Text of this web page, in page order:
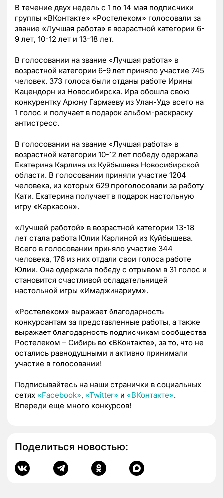
В течение двух недель с 1 по 14 мая подписчики
группы «ВКонтакте» «Ростелеком» голосовали за
звание «Лучшая работа» в возрастной категории 6-
9 лет, 10-12 лет и 13-18 лет.
В голосовании на звание «Лучшая работа» в
возрастной категории 6-9 лет приняло участие 745
человек. 373 голоса были отданы работе Ирины
Кацендорн из Новосибирска. Ира обошла свою
конкурентку Арюну Гармаеву из Улан-Удэ всего на
1 голос и получает в подарок альбом-раскраску
антистресс.
В голосовании на звание «Лучшая работа» в
возрастной категории 10-12 лет победу одержала
Екатерина Карлина из Куйбышева Новосибирской
области. В голосовании приняли участие 1204
человека, из которых 629 проголосовали за работу
Кати. Екатерина получает в подарок настольную
игру «Каркасон».
«Лучшей работой» в возрастной категории 13-18
лет стала работа Юлии Карлиной из Куйбышева.
Всего в голосовании приняло участие 344
человека, 176 из них отдали свои голоса работе
Юлии. Она одержала победу с отрывом в 31 голос и
становится счастливой обладательницей
настольной игры «Имаджинариум».
«Ростелеком» выражает благодарность
конкурсантам за представленные работы, а также
выражает благодарность подписчикам сообщества
Ростелеком – Сибирь во «ВКонтакте», за то, что не
остались равнодушными и активно принимали
участие в голосовании!
Подписывайтесь на наши странички в социальных
сетях «Facebook», «Twitter» и «ВКонтакте».
Впереди еще много конкурсов!
Поделиться новостью: